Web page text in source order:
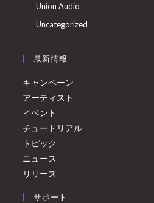
Union Audio
Uncategorized
最新情報
キャンペーン
アーティスト
イベント
チュートリアル
トピック
ニュース
リリース
サポート